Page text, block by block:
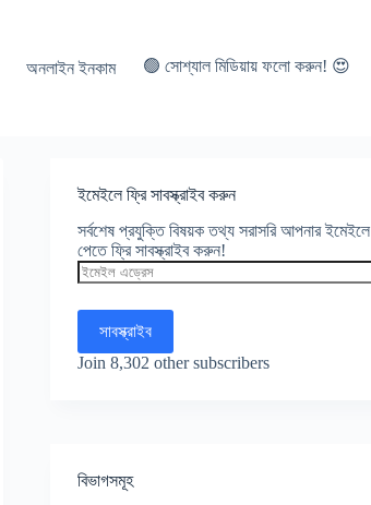
অনলাইন ইনকাম 🟢 সোশ্যাল মিডিয়ায় ফলো করুন! 😍
ইমেইলে ফ্রি সাবস্ক্রাইব করুন
সর্বশেষ প্রযুক্তি বিষয়ক তথ্য সরাসরি আপনার ইমেইলে
পেতে ফ্রি সাবস্ক্রাইব করুন!
ইমেইল
এড্রেস
সাবস্ক্রাইব
Join 8,302 other subscribers
বিভাগসমূহ